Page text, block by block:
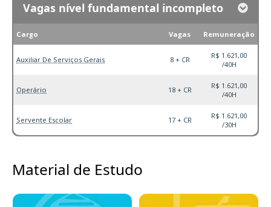
Vagas nível fundamental incompleto
Cargo Vagas Remuneração
Auxiliar De Serviços Gerais 8 + CR
R$ 1.621,00
/40H
Operário 18 + CR
R$ 1.621,00
/40H
Servente Escolar 17 + CR
R$ 1.621,00
/30H
Material de Estudo